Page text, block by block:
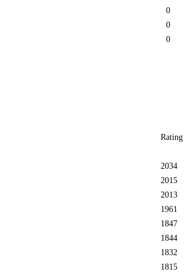
0
0
0
Rating
2034
2015
2013
1961
1847
1844
1832
1815